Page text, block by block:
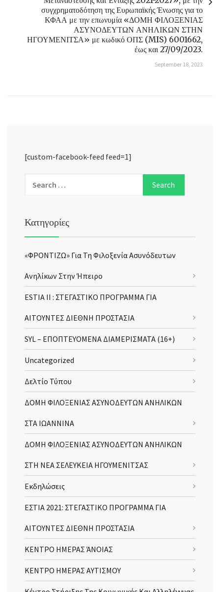
συγχρηματοδότηση της Ευρωπαϊκής Ένωσης για το
ΚΦΑΑ με την επωνυμία «ΔΟΜΗ ΦΙΛΟΞΕΝΙΑΣ
ΑΣΥΝΟΔΕΥΤΩΝ ΑΝΗΛΙΚΩΝ ΣΤΗΝ
ΗΓΟΥΜΕΝΙΤΣΑ» με κωδικό ΟΠΣ (MIS) 6001662,
έως και 27/09/2023.
September 18, 2023
[custom-facebook-feed feed=1]
Κατηγορίες
«ΦΡΟΝΤΙΖΩ» Για Τη Φιλοξενία Ασυνόδευτων
Ανηλίκων Στην Ήπειρο
ESTIA II : ΣΤΕΓΑΣΤΙΚΟ ΠΡΟΓΡΑΜΜΑ ΓΙΑ
ΑΙΤΟΥΝΤΕΣ ΔΙΕΘΝΗ ΠΡΟΣΤΑΣΙΑ
SYL – ΕΠΟΠΤΕΥΟΜΕΝΑ ΔΙΑΜΕΡΙΣΜΑΤΑ (16+)
Uncategorized
Δελτίο Τύπου
ΔΟΜΗ ΦΙΛΟΞΕΝΙΑΣ ΑΣΥΝΟΔΕΥΤΩΝ ΑΝΗΛΙΚΩΝ
ΣΤΑ ΙΩΑΝΝΙΝΑ
ΔΟΜΗ ΦΙΛΟΞΕΝΙΑΣ ΑΣΥΝΟΔΕΥΤΩΝ ΑΝΗΛΙΚΩΝ
ΣΤΗ ΝΕΑ ΣΕΛΕΥΚΕΙΑ ΗΓΟΥΜΕΝΙΤΣΑΣ
Εκδηλώσεις
ΕΣΤΙΑ 2021: ΣΤΕΓΑΣΤΙΚΟ ΠΡΟΓΡΑΜΜΑ ΓΙΑ
ΑΙΤΟΥΝΤΕΣ ΔΙΕΘΝΗ ΠΡΟΣΤΑΣΙΑ
ΚΕΝΤΡΟ ΗΜΕΡΑΣ ΆΝΟΙΑΣ
ΚΕΝΤΡΟ ΗΜΕΡΑΣ ΑΥΤΙΣΜΟΥ